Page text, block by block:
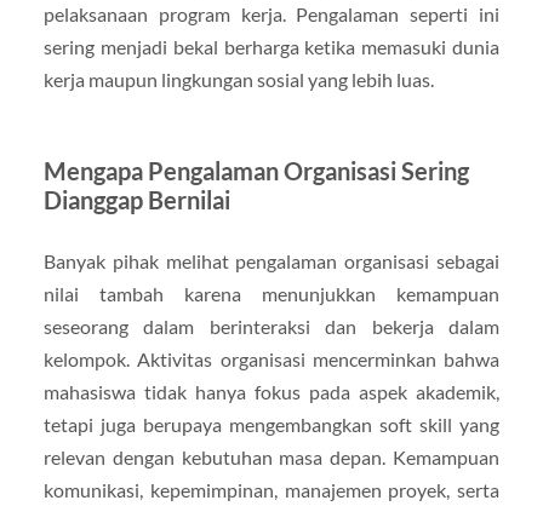
pelaksanaan program kerja. Pengalaman seperti ini
sering menjadi bekal berharga ketika memasuki dunia
kerja maupun lingkungan sosial yang lebih luas.
Mengapa Pengalaman Organisasi Sering
Dianggap Bernilai
Banyak pihak melihat pengalaman organisasi sebagai
nilai tambah karena menunjukkan kemampuan
seseorang dalam berinteraksi dan bekerja dalam
kelompok. Aktivitas organisasi mencerminkan bahwa
mahasiswa tidak hanya fokus pada aspek akademik,
tetapi juga berupaya mengembangkan soft skill yang
relevan dengan kebutuhan masa depan. Kemampuan
komunikasi, kepemimpinan, manajemen proyek, serta